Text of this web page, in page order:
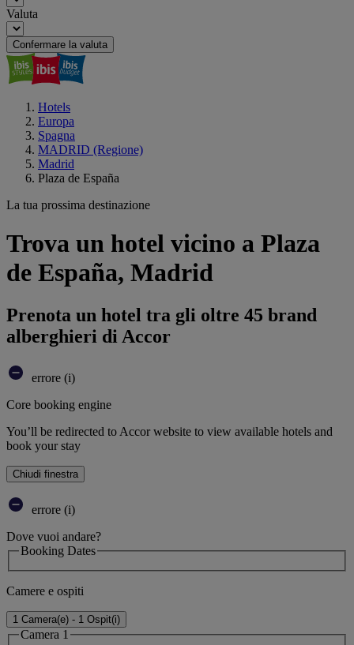
Valuta
Confermare la valuta
Hotels
Europa
Spagna
MADRID (Regione)
Madrid
Plaza de España
La tua prossima destinazione
Trova un hotel vicino a Plaza
de España, Madrid
Prenota un hotel tra gli oltre 45 brand
alberghieri di Accor
errore (i)
Core booking engine
You’ll be redirected to Accor website to view available hotels and
book your stay
Chiudi finestra
errore (i)
Dove vuoi andare?
Booking Dates
Camere e ospiti
1 Camera(e) - 1 Ospit(i)
Camera 1